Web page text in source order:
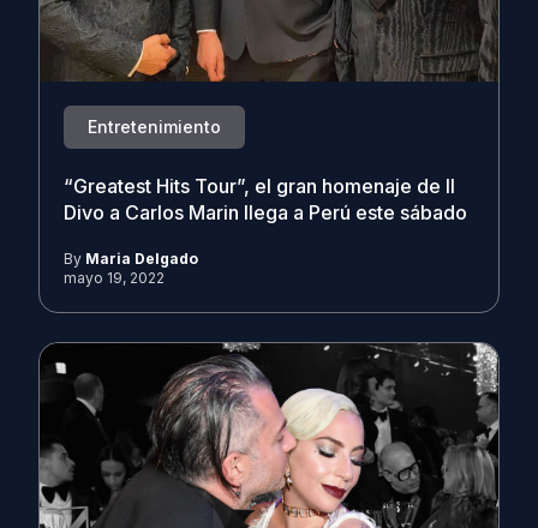
Entretenimiento
“Greatest Hits Tour”, el gran homenaje de Il
Divo a Carlos Marin llega a Perú este sábado
By Maria Delgado
mayo 19, 2022